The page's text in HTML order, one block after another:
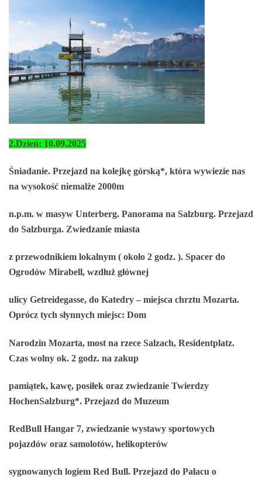
2.Dzień: 10.09.2025
Śniadanie. Przejazd na kolejkę górską*, która wywiezie nas
na wysokość niemalże 2000m
n.p.m. w masyw Unterberg. Panorama na Salzburg. Przejazd
do Salzburga. Zwiedzanie miasta
z przewodnikiem lokalnym ( około 2 godz. ). Spacer do
Ogrodów Mirabell, wzdłuż głównej
ulicy Getreidegasse, do Katedry – miejsca chrztu Mozarta.
Oprócz tych słynnych miejsc: Dom
Narodzin Mozarta, most na rzece Salzach, Residentplatz.
Czas wolny ok. 2 godz. na zakup
pamiątek, kawę, posiłek oraz zwiedzanie Twierdzy
HochenSalzburg*. Przejazd do Muzeum
RedBull Hangar 7, zwiedzanie wystawy sportowych
pojazdów oraz samolotów, helikopterów
sygnowanych logiem Red Bull. Przejazd do Pałacu o